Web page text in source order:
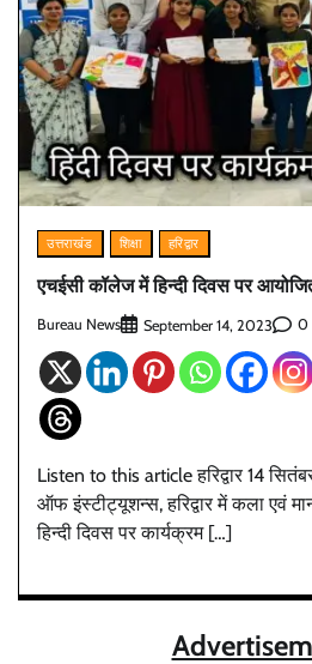
उत्तराखंड शिक्षा हरिद्वार
एचईसी कॉलेज में हिन्दी दिवस पर
Bureau News September 14, 2023 0
Listen to this article हरिद्वार 14
ऑफ इंस्टीट्यूशन्स, हरिद्वार में कला एवं
हिन्दी दिवस पर कार्यक्रम […]